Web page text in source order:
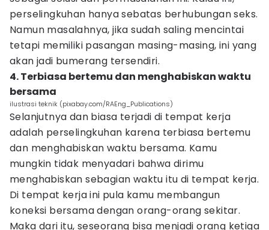
perselingkuhan hanya sebatas berhubungan seks.
Namun masalahnya, jika sudah saling mencintai
tetapi memiliki pasangan masing-masing, ini yang
akan jadi bumerang tersendiri.
4. Terbiasa bertemu dan menghabiskan waktu
bersama
ilustrasi teknik (pixabay.com/RAEng_Publications)
Selanjutnya dan biasa terjadi di tempat kerja
adalah perselingkuhan karena terbiasa bertemu
dan menghabiskan waktu bersama. Kamu
mungkin tidak menyadari bahwa dirimu
menghabiskan sebagian waktu itu di tempat kerja.
Di tempat kerja ini pula kamu membangun
koneksi bersama dengan orang-orang sekitar.
Maka dari itu, seseorang bisa menjadi orang ketiga